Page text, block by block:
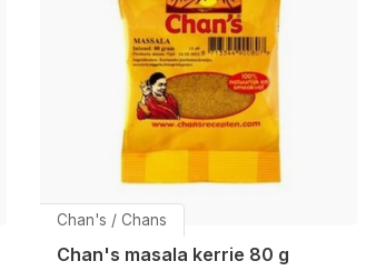
Chan's / Chans
Chan's masala kerrie 80 g